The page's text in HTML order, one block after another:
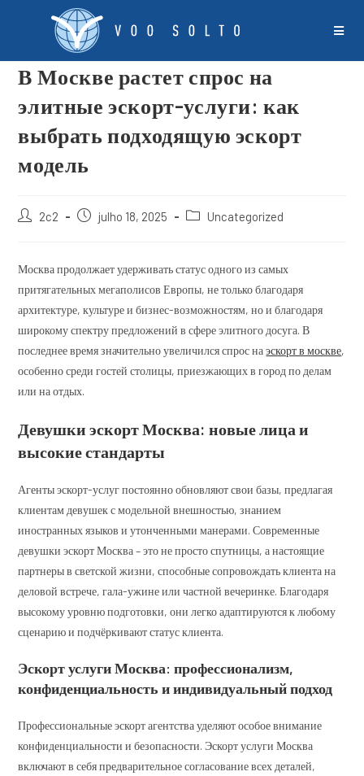
В Москве растет спрос на
элитные эскорт-услуги: как
выбрать подходящую эскорт
модель
2c2 julho 18, 2025 Uncategorized
Москва продолжает удерживать статус одного из самых
притягательных мегаполисов Европы, не только благодаря
архитектуре, культуре и бизнес-возможностям, но и благодаря
широкому спектру предложений в сфере элитного досуга. В
последнее время значительно увеличился спрос наэскорт в москве,
особенно среди гостей столицы, приезжающих в город по делам
или на отдых.
Девушки эскорт Москва: новые лица и
высокие стандарты
Агенты эскорт-услуг постоянно обновляют свои базы, предлагая
клиентам девушек с модельной внешностью, знанием
иностранных языков и утонченными манерами. Современные
девушки эскорт Москва – это не просто спутницы, а настоящие
партнеры в светской жизни, способные сопровождать клиента на
деловой встрече, гала-ужине или частной вечеринке. Благодаря
высокому уровню подготовки, они легко адаптируются к любому
сценарию и подчёркивают статус клиента.
Эскорт услуги Москва: профессионализм,
конфиденциальность и индивидуальный подход
Профессиональные эскорт агентства уделяют особое внимание
конфиденциальности и безопасности. Эскорт услуги Москва
включают в себя предварительное согласование всех деталей,